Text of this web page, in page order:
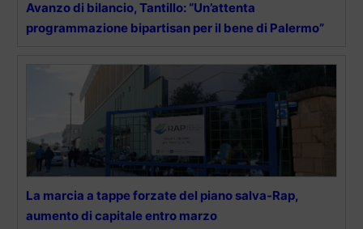
Avanzo di bilancio, Tantillo: “Un’attenta
programmazione bipartisan per il bene di Palermo”
La marcia a tappe forzate del piano salva-Rap,
aumento di capitale entro marzo